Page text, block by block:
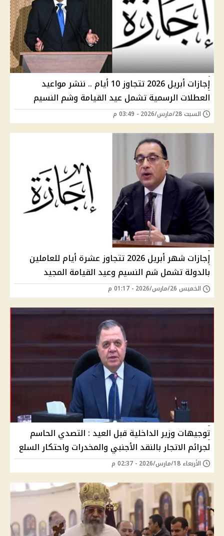
إجازات أبريل 2026 تتجاوز 10 أيام .. ننشر مواعيد
العطلات الرسمية تشمل عيد القيامة وشم النسيم
السبت 28/مارس/2026 - 03:49 م
إجازات شهر أبريل 2026 تتجاوز عشرة أيام للعاملين
بالدولة تشمل شم النسيم وعيد القيامة المجيد
الخميس 26/مارس/2026 - 01:17 م
توجيهات وزير الداخلية قبل العيد : التصدي الحاسم
لجرائم الاتجار بالنقد الأجنبي والمخدرات واحتكار السلع
الأربعاء 18/مارس/2026 - 02:37 م